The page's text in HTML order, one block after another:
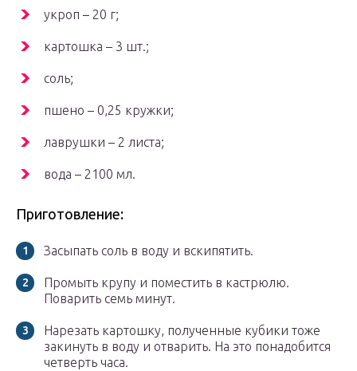
укроп – 20 г;
картошка – 3 шт.;
соль;
пшено – 0,25 кружки;
лаврушки – 2 листа;
вода – 2100 мл.
Приготовление:
Засыпать соль в воду и вскипятить.
Промыть крупу и поместить в кастрюлю.
Поварить семь минут.
Нарезать картошку, полученные кубики тоже
закинуть в воду и отварить. На это понадобится
четверть часа.